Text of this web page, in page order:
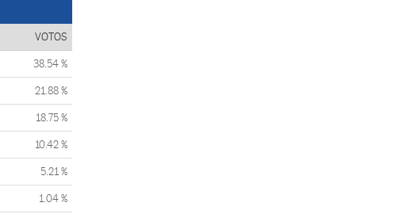
VOTOS
38.54 %
21.88 %
18.75 %
10.42 %
5.21 %
1.04 %